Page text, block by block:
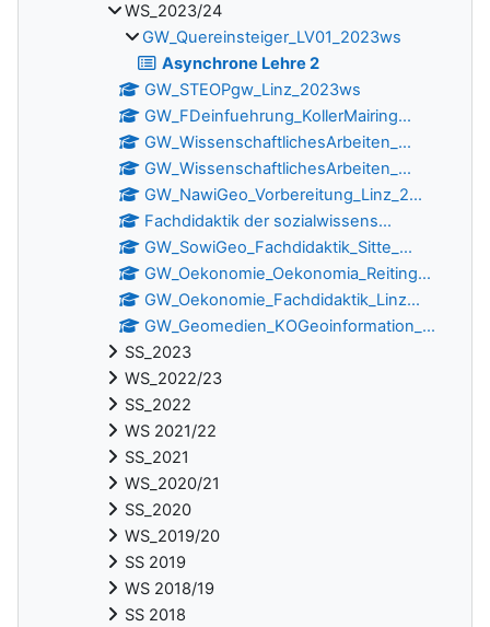
WS_2023/24
GW_Quereinsteiger_LV01_2023ws
Asynchrone Lehre 2
GW_STEOPgw_Linz_2023ws
GW_FDeinfuehrung_KollerMairing...
GW_WissenschaftlichesArbeiten_...
GW_WissenschaftlichesArbeiten_...
GW_NawiGeo_Vorbereitung_Linz_2...
Fachdidaktik der sozialwissens...
GW_SowiGeo_Fachdidaktik_Sitte_...
GW_Oekonomie_Oekonomia_Reiting...
GW_Oekonomie_Fachdidaktik_Linz...
GW_Geomedien_KOGeoinformation_...
SS_2023
WS_2022/23
SS_2022
WS 2021/22
SS_2021
WS_2020/21
SS_2020
WS_2019/20
SS 2019
WS 2018/19
SS 2018